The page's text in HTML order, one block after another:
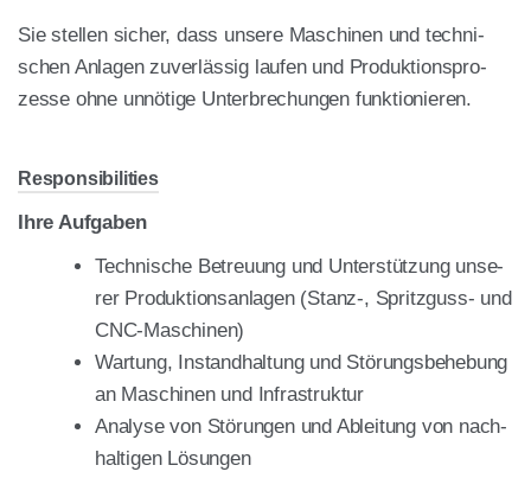
Sie stel­len sicher, dass unse­re Maschi­nen und tech­ni­
schen Anla­gen zuver­läs­sig lau­fen und Pro­duk­ti­ons­pro­
zes­se ohne unnö­ti­ge Unter­bre­chun­gen funk­tio­nie­ren.
Respon­si­bi­li­ties
Ihre Auf­ga­ben
Tech­ni­sche Betreu­ung und Unter­stüt­zung unse­
rer Pro­duk­ti­ons­an­la­gen (Stanz‑, Spritz­guss- und
CNC-Maschi­nen)
War­tung, Instand­hal­tung und Stö­rungs­be­he­bung
an Maschi­nen und Infra­struk­tur
Ana­ly­se von Stö­run­gen und Ablei­tung von nach­
hal­ti­gen Lösun­gen